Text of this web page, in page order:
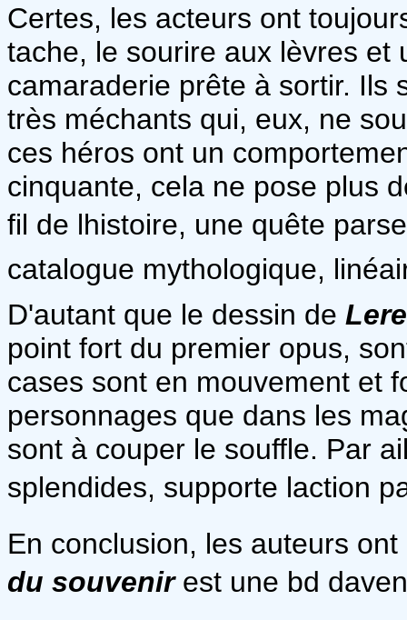
Certes, les acteurs ont
tache, le sourire aux lèvres et
camaraderie prête à sortir. Ils
très méchants qui, eux, ne
ces héros ont un
cinquante, cela ne pose plus
fil de lhistoire, une quête
catalogue mythologique,
D'autant que le dessin de
point fort du premier opus,
cases sont en mouvement et
personnages que dans les
sont à couper le souffle. Par
splendides, supporte laction
En conclusion, les auteurs
du souvenir est une bd